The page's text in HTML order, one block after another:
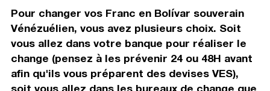
Pour changer vos Franc en Bolívar souverain
Vénézuélien, vous avez plusieurs choix. Soit
vous allez dans votre banque pour réaliser le
change (pensez à les prévenir 24 ou 48H avant
afin qu'ils vous préparent des devises VES),
soit vous allez dans les bureaux de change que